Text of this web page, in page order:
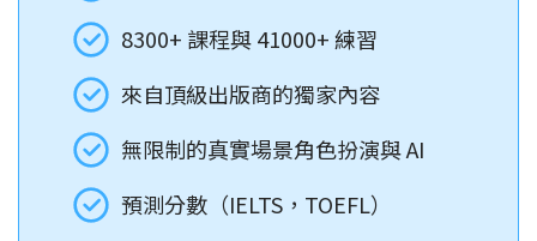
8300+ 課程與 41000+ 練習
來自頂級出版商的獨家內容
無限制的真實場景角色扮演與 AI
預測分數（IELTS，TOEFL）